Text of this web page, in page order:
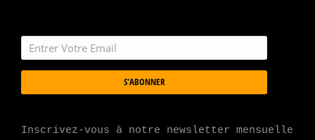
S'ABONNER
Inscrivez-vous à notre newsletter mensuelle